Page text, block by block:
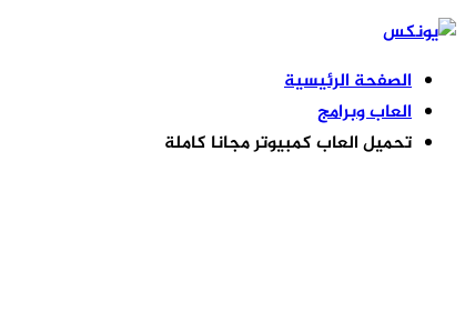
الصفحة الرئيسية
العاب وبرامج
تحميل العاب كمبيوتر مجانا كاملة